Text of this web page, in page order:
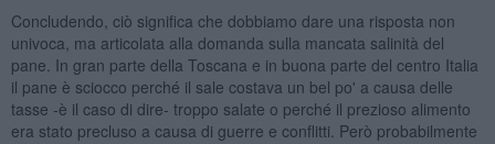
Concludendo, ciò significa che dobbiamo dare una risposta non
univoca, ma articolata alla domanda sulla mancata salinità del
pane. In gran parte della Toscana e in buona parte del centro Italia
il pane è sciocco perché il sale costava un bel po' a causa delle
tasse -è il caso di dire- troppo salate o perché il prezioso alimento
era stato precluso a causa di guerre e conflitti. Però probabilmente